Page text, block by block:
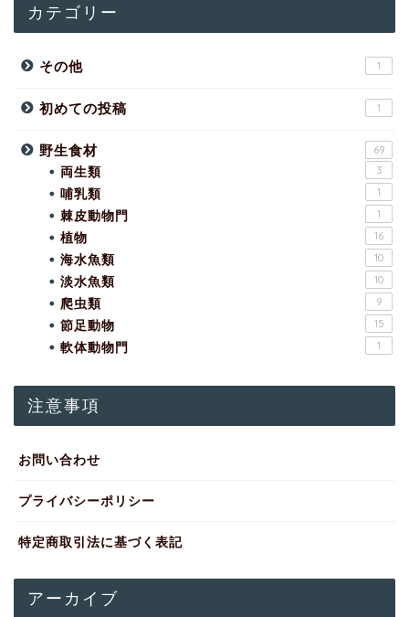
カテゴリー
その他 1
初めての投稿 1
野生食材 69
両生類 3
哺乳類 1
棘皮動物門 1
植物 16
海水魚類 10
淡水魚類 10
爬虫類 9
節足動物 15
軟体動物門 1
注意事項
お問い合わせ
プライバシーポリシー
特定商取引法に基づく表記
アーカイブ